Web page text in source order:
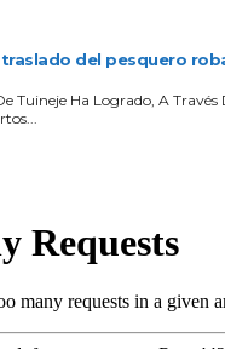
del pesquero
Tuineje Ha Logrado, A Través